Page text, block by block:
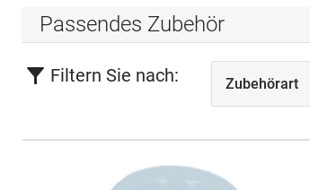
Passendes Zubehör
Filtern Sie nach: Zubehörart